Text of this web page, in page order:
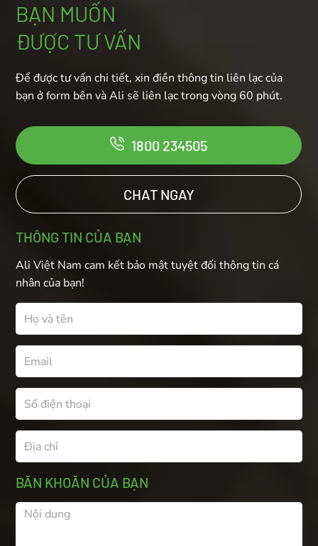
BẠN MUỐN
ĐƯỢC TƯ VẤN
Để được tư vấn chi tiết, xin điền thông tin liên lạc của
bạn ở form bên và Ali sẽ liên lạc trong vòng 60 phút.
1800 234505
CHAT NGAY
THÔNG TIN CỦA BẠN
Ali Việt Nam cam kết bảo mật tuyệt đối thông tin cá
nhân của bạn!
BĂN KHOĂN CỦA BẠN